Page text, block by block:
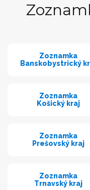
Zoznamka
Banskobystrický
Zoznamka
Košický kraj
Zoznamka
Prešovský kraj
Zoznamka
Trnavský kraj